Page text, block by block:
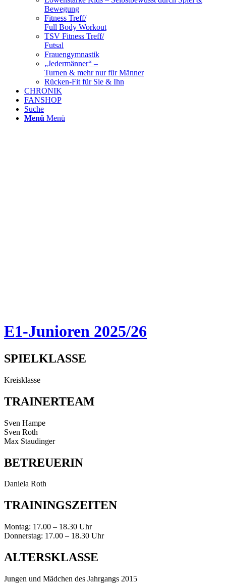
Bewegung
Fitness Treff/
Full Body Workout
TSV Fitness Treff/
Futsal
Frauengymnastik
„Jedermänner“ –
Turnen & mehr nur für Männer
Rücken-Fit für Sie & Ihn
CHRONIK
FANSHOP
Suche
Menü Menü
E1-Junioren 2025/26
SPIELKLASSE
Kreisklasse
TRAINERTEAM
Sven Hampe
Sven Roth
Max Staudinger
BETREUERIN
Daniela Roth
TRAININGSZEITEN
Montag: 17.00 – 18.30 Uhr
Donnerstag: 17.00 – 18.30 Uhr
ALTERSKLASSE
Jungen und Mädchen des Jahrgangs 2015